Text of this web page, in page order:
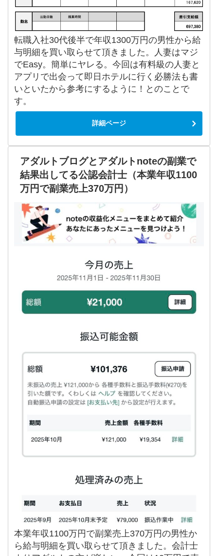
転職入社30代後半で年収1300万円の男性から給
与明細を買い取らせて頂きました。人妻はマジ
でEasy。簡単にヤレる。今回は有料級の人妻と
アプリで出会って即日ホテルに行く必勝法も書
いといたから参考にするように！とのことで
す。
詳細ページ
アダルトブログとアダルトnoteの副業で
結果出してる公認会計士（本業年収1100
万円で副業売上370万円）
本業年収1100万円で副業売上370万円の男性か
ら給与明細を買い取らせて頂きました。会計士